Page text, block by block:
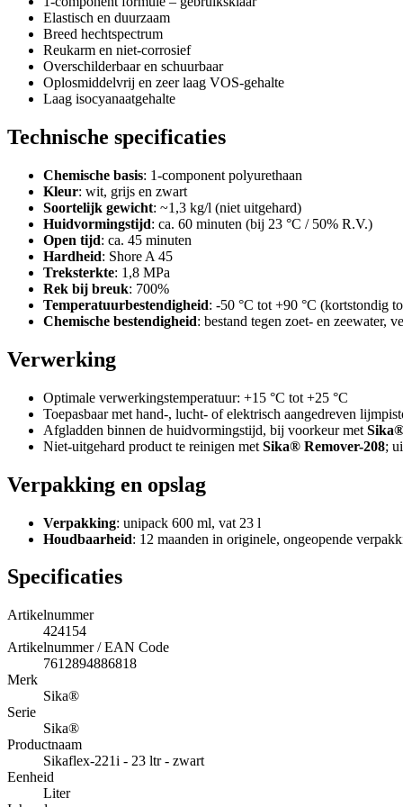
Elastisch en duurzaam
Breed hechtspectrum
Reukarm en niet-corrosief
Overschilderbaar en schuurbaar
Oplosmiddelvrij en zeer laag VOS-gehalte
Laag isocyanaatgehalte
Technische specificaties
Chemische basis: 1-component polyurethaan
Kleur: wit, grijs en zwart
Soortelijk gewicht: ~1,3 kg/l (niet uitgehard)
Huidvormingstijd: ca. 60 minuten (bij 23 °C / 50% R.V.)
Open tijd: ca. 45 minuten
Hardheid: Shore A 45
Treksterkte: 1,8 MPa
Rek bij breuk: 700%
Temperatuurbestendigheid: -50 °C tot +90 °C (kortstondig
Chemische bestendigheid: bestand tegen zoet- en zeewater,
Verwerking
Optimale verwerkingstemperatuur: +15 °C tot +25 °C
Toepasbaar met hand-, lucht- of elektrisch aangedreven
Afgladden binnen de huidvormingstijd, bij voorkeur met
Niet-uitgehard product te reinigen met Sika® Remover-208;
Verpakking en opslag
Verpakking: unipack 600 ml, vat 23 l
Houdbaarheid: 12 maanden in originele, ongeopende
Specificaties
Artikelnummer
424154
Artikelnummer / EAN Code
7612894886818
Merk
Sika®
Serie
Sika®
Productnaam
Sikaflex-221i - 23 ltr - zwart
Eenheid
Liter